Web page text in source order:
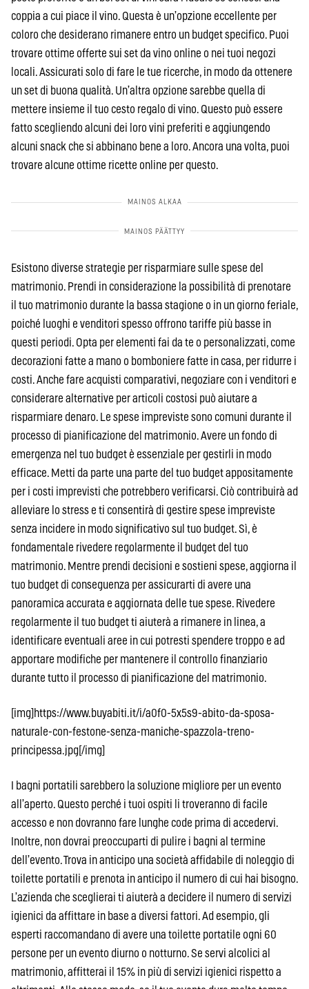
coppia a cui piace il vino. Questa è un’opzione eccellente per
coloro che desiderano rimanere entro un budget specifico. Puoi
trovare ottime offerte sui set da vino online o nei tuoi negozi
locali. Assicurati solo di fare le tue ricerche, in modo da ottenere
un set di buona qualità. Un’altra opzione sarebbe quella di
mettere insieme il tuo cesto regalo di vino. Questo può essere
fatto scegliendo alcuni dei loro vini preferiti e aggiungendo
alcuni snack che si abbinano bene a loro. Ancora una volta, puoi
trovare alcune ottime ricette online per questo.
Esistono diverse strategie per risparmiare sulle spese del
matrimonio. Prendi in considerazione la possibilità di prenotare
il tuo matrimonio durante la bassa stagione o in un giorno feriale,
poiché luoghi e venditori spesso offrono tariffe più basse in
questi periodi. Opta per elementi fai da te o personalizzati, come
decorazioni fatte a mano o bomboniere fatte in casa, per ridurre i
costi. Anche fare acquisti comparativi, negoziare con i venditori e
considerare alternative per articoli costosi può aiutare a
risparmiare denaro. Le spese impreviste sono comuni durante il
processo di pianificazione del matrimonio. Avere un fondo di
emergenza nel tuo budget è essenziale per gestirli in modo
efficace. Metti da parte una parte del tuo budget appositamente
per i costi imprevisti che potrebbero verificarsi. Ciò contribuirà ad
alleviare lo stress e ti consentirà di gestire spese impreviste
senza incidere in modo significativo sul tuo budget. Sì, è
fondamentale rivedere regolarmente il budget del tuo
matrimonio. Mentre prendi decisioni e sostieni spese, aggiorna il
tuo budget di conseguenza per assicurarti di avere una
panoramica accurata e aggiornata delle tue spese. Rivedere
regolarmente il tuo budget ti aiuterà a rimanere in linea, a
identificare eventuali aree in cui potresti spendere troppo e ad
apportare modifiche per mantenere il controllo finanziario
durante tutto il processo di pianificazione del matrimonio.
[img]https://www.buyabiti.it/i/a0f0-5x5s9-abito-da-sposa-
naturale-con-festone-senza-maniche-spazzola-treno-
principessa.jpg[/img]
I bagni portatili sarebbero la soluzione migliore per un evento
all’aperto. Questo perché i tuoi ospiti li troveranno di facile
accesso e non dovranno fare lunghe code prima di accedervi.
Inoltre, non dovrai preoccuparti di pulire i bagni al termine
dell’evento. Trova in anticipo una società affidabile di noleggio di
toilette portatili e prenota in anticipo il numero di cui hai bisogno.
L’azienda che sceglierai ti aiuterà a decidere il numero di servizi
igienici da affittare in base a diversi fattori. Ad esempio, gli
esperti raccomandano di avere una toilette portatile ogni 60
persone per un evento diurno o notturno. Se servi alcolici al
matrimonio, affitterai il 15% in più di servizi igienici rispetto a